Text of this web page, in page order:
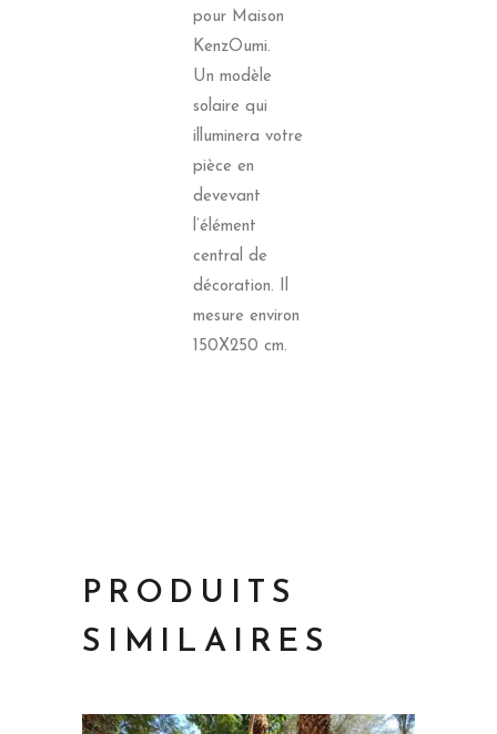
pour Maison
KenzOumi.
Un modèle
solaire qui
illuminera votre
pièce en
devevant
l’élément
central de
décoration. Il
mesure environ
150X250 cm.
PRODUITS
SIMILAIRES